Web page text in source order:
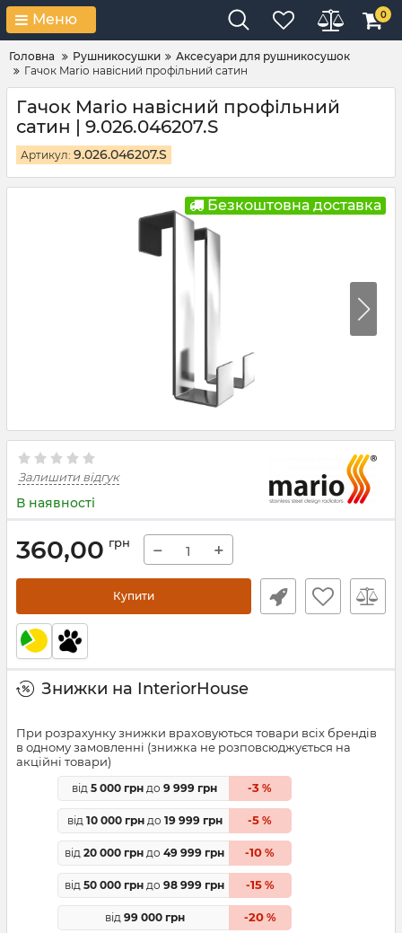
Меню 0
Головна Рушникосушки
Аксесуари для рушникосушок
Гачок Mario навісний профільний сатин
Гачок Mario навісний профільний
сатин | 9.026.046207.S
Артикул: 9.026.046207.S
Безкоштовна доставка
Залишити відгук
В наявності
360,00 грн − +
Купити
Знижки на InteriorHouse
При розрахунку знижки враховуються товари всіх брендів
в одному замовленні (знижка не розповсюджується на
акційні товари)
від 5 000 грн до 9 999 грн -3 %
від 10 000 грндо 19 999 грн -5 %
від 20 000 грн до 49 999 грн -10 %
від 50 000 грн до 98 999 грн -15%
від 99 000 грн -20%